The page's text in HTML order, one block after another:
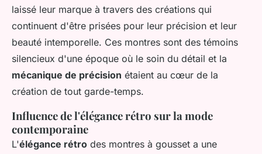
laissé leur marque à travers des créations qui
continuent d'être prisées pour leur précision et leur
beauté intemporelle. Ces montres sont des témoins
silencieux d'une époque où le soin du détail et la
mécanique de précision étaient au cœur de la
création de tout garde-temps.
Influence de l'élégance rétro sur la mode
contemporaine
L'élégance rétro des montres à gousset a une